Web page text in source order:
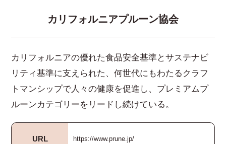
カリフォルニアプルーン協会
カリフォルニアの優れた食品安全基準とサステナビ
リティ基準に支えられた、何世代にもわたるクラフ
トマンシップで人々の健康を促進し、プレミアムプ
ルーンカテゴリーをリードし続けている。
URL https://www.prune.jp/